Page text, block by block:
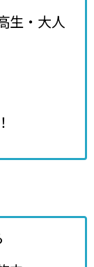
生・大人